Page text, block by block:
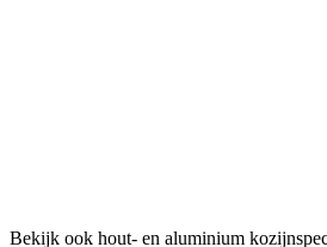
Bekijk ook hout- en aluminium